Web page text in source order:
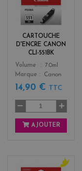
CARTOUCHE
D'ENCRE CANON
CLI-551BK
Color
l
k
Volume
7.0ml
Marque
Canon
14,90 € TTC
AJOUTER